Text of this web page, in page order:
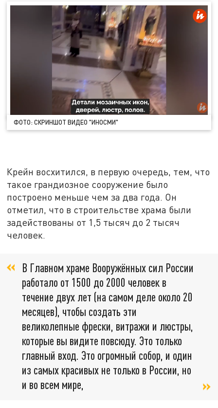
ФОТО: СКРИНШОТ ВИДЕО "ИНОСМИ"
Крейн восхитился, в первую очередь, тем, что
такое грандиозное сооружение было
построено меньше чем за два года. Он
отметил, что в строительстве храма были
задействованы от 1,5 тысяч до 2 тысяч
человек.
В Главном храме Вооружённых сил России
работало от 1500 до 2000 человек в
течение двух лет (на самом деле около 20
месяцев), чтобы создать эти
великолепные фрески, витражи и люстры,
которые вы видите повсюду. Это только
главный вход. Это огромный собор, и один
из самых красивых не только в России, но
и во всем мире,